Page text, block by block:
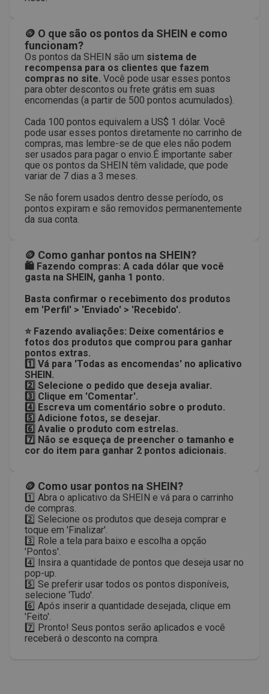
🪙 O que são os pontos da SHEIN e como
funcionam?
Os pontos da SHEIN são um sistema de
recompensa para os clientes que fazem
compras no site. Você pode usar esses pontos
para obter descontos ou frete grátis em suas
encomendas (a partir de 500 pontos acumulados).
Cada 100 pontos equivalem a US$ 1 dólar. Você
pode usar esses pontos diretamente no carrinho de
compras, mas lembre-se de que eles não podem
ser usados para pagar o envio.É importante saber
que os pontos da SHEIN têm validade, que pode
variar de 7 dias a 3 meses.
Se não forem usados dentro desse período, os
pontos expiram e são removidos permanentemente
da sua conta.
🪙 Como ganhar pontos na SHEIN?
🛍️ Fazendo compras: A cada dólar que você
gasta na SHEIN, ganha 1 ponto.
Basta confirmar o recebimento dos produtos
em 'Perfil' > 'Enviado' > 'Recebido'.
⭐ Fazendo avaliações: Deixe comentários e
fotos dos produtos que comprou para ganhar
pontos extras.
1️⃣ Vá para 'Todas as encomendas' no aplicativo
SHEIN.
2️⃣ Selecione o pedido que deseja avaliar.
3️⃣ Clique em 'Comentar'.
4️⃣ Escreva um comentário sobre o produto.
5️⃣ Adicione fotos, se desejar.
6️⃣ Avalie o produto com estrelas.
7️⃣ Não se esqueça de preencher o tamanho e
cor do item para ganhar 2 pontos adicionais.
🪙 Como usar pontos na SHEIN?
1️⃣ Abra o aplicativo da SHEIN e vá para o carrinho
de compras.
2️⃣ Selecione os produtos que deseja comprar e
toque em 'Finalizar'.
3️⃣ Role a tela para baixo e escolha a opção
'Pontos'.
4️⃣ Insira a quantidade de pontos que deseja usar no
pop-up.
5️⃣ Se preferir usar todos os pontos disponíveis,
selecione 'Tudo'.
6️⃣ Após inserir a quantidade desejada, clique em
'Feito'.
7️⃣ Pronto! Seus pontos serão aplicados e você
receberá o desconto na compra.